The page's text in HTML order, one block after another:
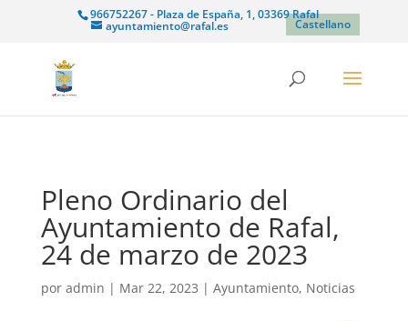
966752267 - Plaza de España, 1, 03369 Rafal
ayuntamiento@rafal.es Castellano
Pleno Ordinario del
Ayuntamiento de Rafal,
24 de marzo de 2023
por admin | Mar 22, 2023 | Ayuntamiento, Noticias